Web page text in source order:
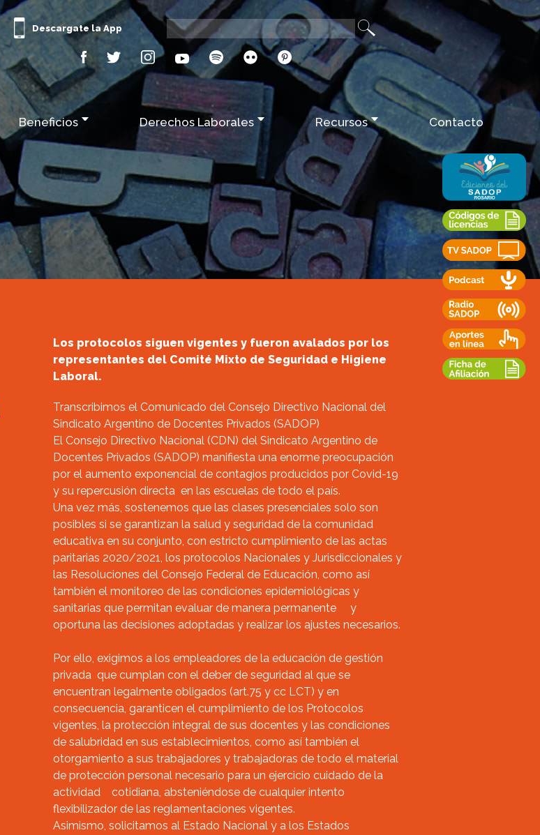
Descargate la App
Beneficios Derechos Laborales Recursos Contacto
Los protocolos siguen vigentes y fueron avalados por los
representantes del Comité Mixto de Seguridad e Higiene
Laboral.
Transcribimos el Comunicado del Consejo Directivo Nacional del
Sindicato Argentino de Docentes Privados (SADOP)
El Consejo Directivo Nacional (CDN) del Sindicato Argentino de
Docentes Privados (SADOP) manifiesta una enorme preocupación
por el aumento exponencial de contagios producidos por Covid-19
y su repercusión directa en las escuelas de todo el país.
Una vez más, sostenemos que las clases presenciales solo son
posibles si se garantizan la salud y seguridad de la comunidad
educativa en su conjunto, con estricto cumplimiento de las actas
paritarias 2020/2021, los protocolos Nacionales y Jurisdiccionales y
las Resoluciones del Consejo Federal de Educación, como así
también el monitoreo de las condiciones epidemiológicas y
sanitarias que permitan evaluar de manera permanente y
oportuna las decisiones adoptadas y realizar los ajustes necesarios.
Por ello, exigimos a los empleadores de la educación de gestión
privada que cumplan con el deber de seguridad al que se
encuentran legalmente obligados (art.75 y cc LCT) y en
consecuencia, garanticen el cumplimiento de los Protocolos
vigentes, la protección integral de sus docentes y las condiciones
de salubridad en sus establecimientos, como así también el
otorgamiento a sus trabajadores y trabajadoras de todo el material
de protección personal necesario para un ejercicio cuidado de la
actividad cotidiana, absteniéndose de cualquier intento
flexibilizador de las reglamentaciones vigentes.
Asimismo, solicitamos al Estado Nacional y a los Estados